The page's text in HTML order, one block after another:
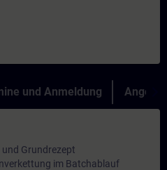
und Anmeldung Angebot
und Grundrezept
im Batchablauf